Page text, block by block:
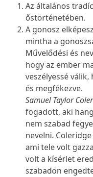
Az általános
őstörténetében.
A gonosz
mintha a
Művelődési és
hogy az ember
veszélyessé
és megfékezve.
Samuel Taylor
fogadott, aki
nem szabad
nevelni.
ami tele volt
volt a kísérlet
szabadon